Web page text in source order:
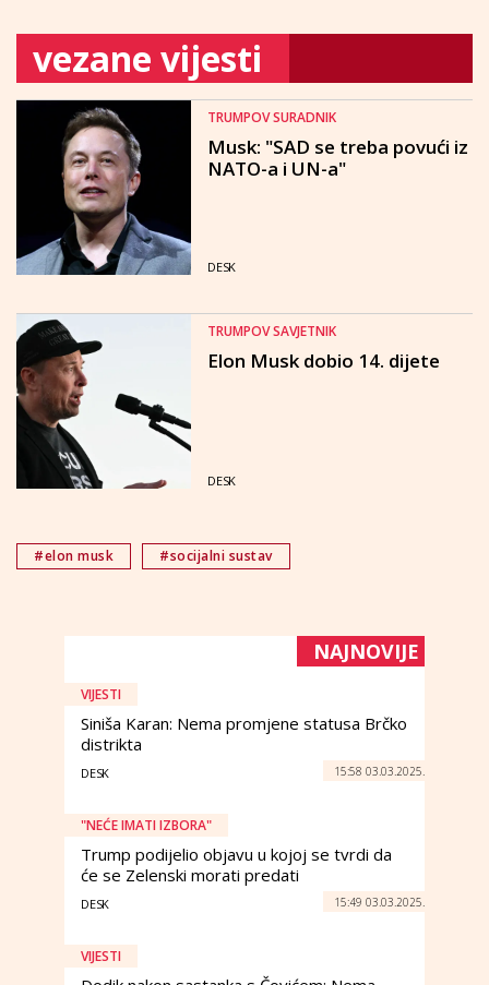
vezane vijesti
TRUMPOV SURADNIK
Musk: "SAD se treba povući iz
NATO-a i UN-a"
DESK
TRUMPOV SAVJETNIK
Elon Musk dobio 14. dijete
DESK
#elon musk #socijalni sustav
NAJNOVIJE
VIJESTI
Siniša Karan: Nema promjene statusa Brčko
distrikta
DESK 15:58 03.03.2025.
"NEĆE IMATI IZBORA"
Trump podijelio objavu u kojoj se tvrdi da
će se Zelenski morati predati
DESK 15:49 03.03.2025.
VIJESTI